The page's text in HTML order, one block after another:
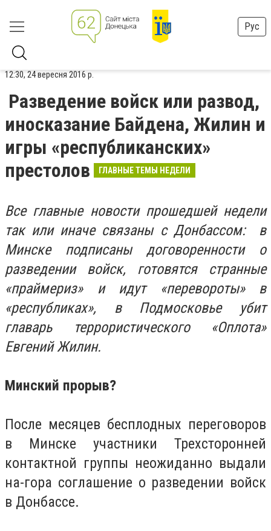
Рус
12:30, 24 вересня 2016 р.
Разведение войск или развод,
иносказание Байдена, Жилин и
игры «республиканских»
престолов
ГЛАВНЫЕ ТЕМЫ НЕДЕЛИ
Все главные новости прошедшей недели
так или иначе связаны с Донбассом: в
Минске подписаны договоренности о
разведении войск, готовятся странные
«праймериз» и идут «перевороты» в
«республиках», в Подмосковье убит
главарь террористического «Оплота»
Евгений Жилин.
Минский прорыв?
После месяцев бесплодных переговоров
в Минске участники Трехсторонней
контактной группы неожиданно выдали
на-гора соглашение о разведении войск
в Донбассе.